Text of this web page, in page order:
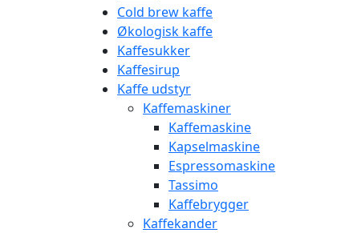
Cold brew kaffe
Økologisk kaffe
Kaffesukker
Kaffesirup
Kaffe udstyr
Kaffemaskiner
Kaffemaskine
Kapselmaskine
Espressomaskine
Tassimo
Kaffebrygger
Kaffekander